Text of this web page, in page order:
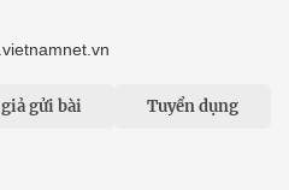
gửi bài Tuyển dụng